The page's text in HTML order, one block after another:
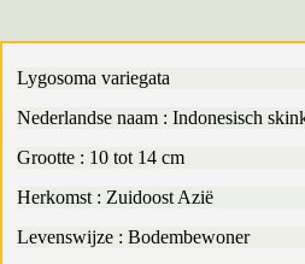
Lygosoma variegata
Nederlandse naam : Indonesisch
Grootte : 10 tot 14 cm
Herkomst : Zuidoost Azië
Levenswijze : Bodembewoner